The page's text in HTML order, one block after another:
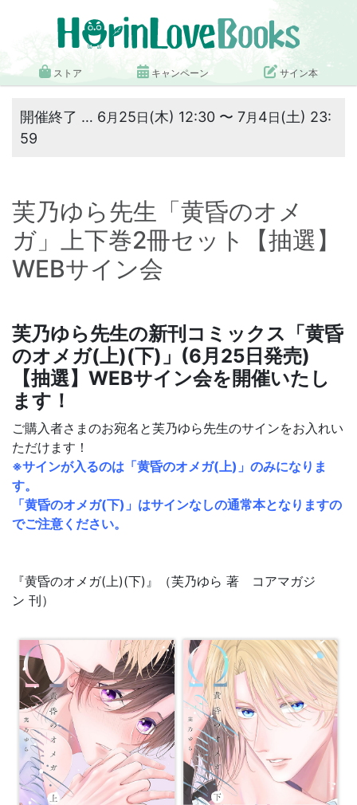
ストア キャンペーン サイン本
開催終了 … 6月 25日 (木) 12:30 〜 7月 4日 (土) 23:
59
芙乃ゆら先生「黄昏のオメ
ガ」上下巻2冊セット【抽選】
WEBサイン会
芙乃ゆら先生の新刊コミックス「黄昏
のオメガ(上)(下)」(6月25日発売)
【抽選】WEBサイン会を開催いたし
ます！
ご購入者さまのお宛名と芙乃ゆら先生のサインをお入れい
ただけます！
※サインが入るのは「黄昏のオメガ(上)」のみになりま
す。
「黄昏のオメガ(下)」はサインなしの通常本となりますの
でご注意ください。
『黄昏のオメガ(上)(下)』（芙乃ゆら 著 コアマガジ
ン 刊）